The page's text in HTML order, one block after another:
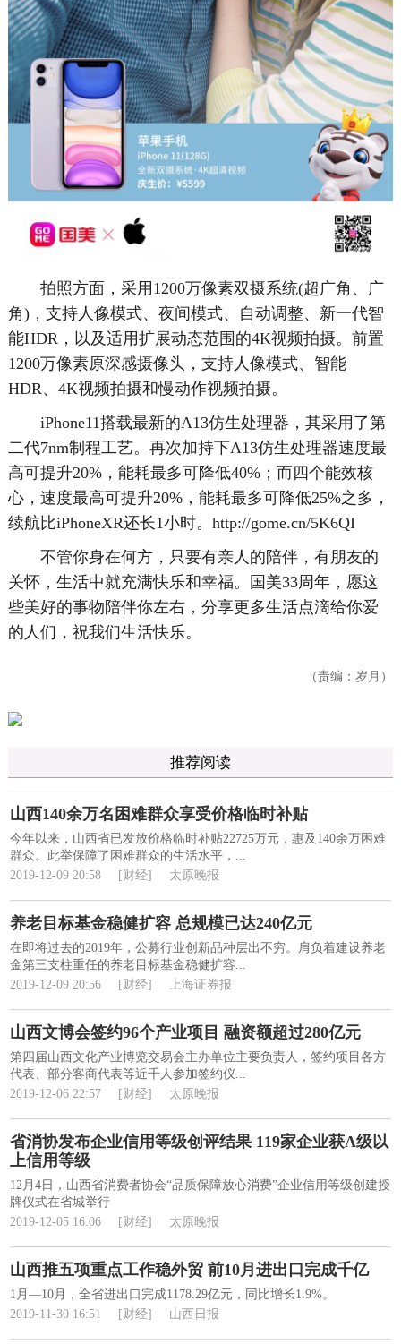
拍照方面，采用1200万像素双摄系统(超广角、广
角)，支持人像模式、夜间模式、自动调整、新一代智
能HDR，以及适用扩展动态范围的4K视频拍摄。前置
1200万像素原深感摄像头，支持人像模式、智能
HDR、4K视频拍摄和慢动作视频拍摄。
iPhone11搭载最新的A13仿生处理器，其采用了第
二代7nm制程工艺。再次加持下A13仿生处理器速度最
高可提升20%，能耗最多可降低40%；而四个能效核
心，速度最高可提升20%，能耗最多可降低25%之多，
续航比iPhoneXR还长1小时。http://gome.cn/5K6QI
不管你身在何方，只要有亲人的陪伴，有朋友的
关怀，生活中就充满快乐和幸福。国美33周年，愿这
些美好的事物陪伴你左右，分享更多生活点滴给你爱
的人们，祝我们生活快乐。
（责编：岁月）
推荐阅读
山西140余万名困难群众享受价格临时补贴
今年以来，山西省已发放价格临时补贴22725万元，惠及140余万困难
群众。此举保障了困难群众的生活水平，...
2019-12-09 20:58
[财经] 太原晚报
养老目标基金稳健扩容 总规模已达240亿元
在即将过去的2019年，公募行业创新品种层出不穷。肩负着建设养老
金第三支柱重任的养老目标基金稳健扩容...
2019-12-09 20:56
[财经] 上海证券报
山西文博会签约96个产业项目 融资额超过280亿元
第四届山西文化产业博览交易会主办单位主要负责人，签约项目各方
代表、部分客商代表等近千人参加签约仪...
2019-12-06 22:57
[财经] 太原晚报
省消协发布企业信用等级创评结果 119家企业获A级以
上信用等级
12月4日，山西省消费者协会“品质保障放心消费”企业信用等级创建授
牌仪式在省城举行
2019-12-05 16:06
[财经] 太原晚报
山西推五项重点工作稳外贸 前10月进出口完成千亿
1月—10月，全省进出口完成1178.29亿元，同比增长1.9%。
2019-11-30 16:51
[财经] 山西日报